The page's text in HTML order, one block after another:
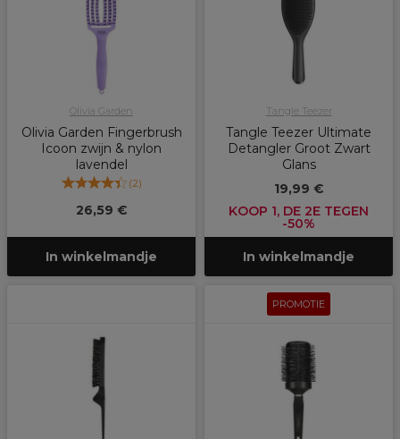
Olivia Garden
Olivia Garden Fingerbrush
Icoon zwijn & nylon
lavendel
(2)
26,59 €
In winkelmandje
Tangle Teezer
Tangle Teezer Ultimate
Detangler Groot Zwart
Glans
19,99 €
KOOP 1, DE 2E TEGEN
-50%
In winkelmandje
PROMOTIE